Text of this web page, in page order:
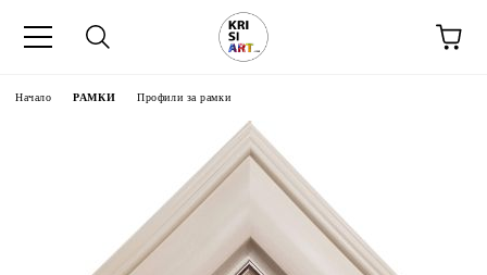
Начало РАМКИ Профили за рамки